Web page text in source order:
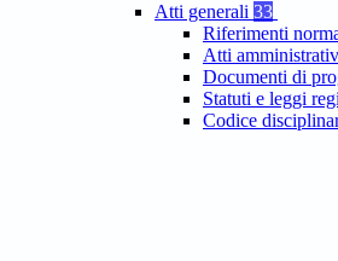
Atti generali 33
Riferimenti
Atti
Documenti di
Statuti e leggi
Codice